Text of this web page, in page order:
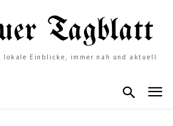
lokale Einblicke, immer nah und aktuell